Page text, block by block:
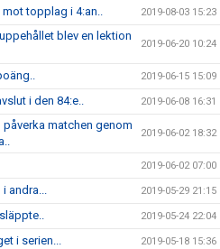
topplag i 4:an.. 2019-08-03 15:23
blev en lektion
2019-06-20 10:24
2019-06-15 15:09
i den 84:e.. 2019-06-08 16:31
matchen genom
2019-06-02 18:32
2019-06-02 07:00
andra... 2019-05-29 21:15
2019-05-24 22:04
i serien... 2019-05-18 15:36